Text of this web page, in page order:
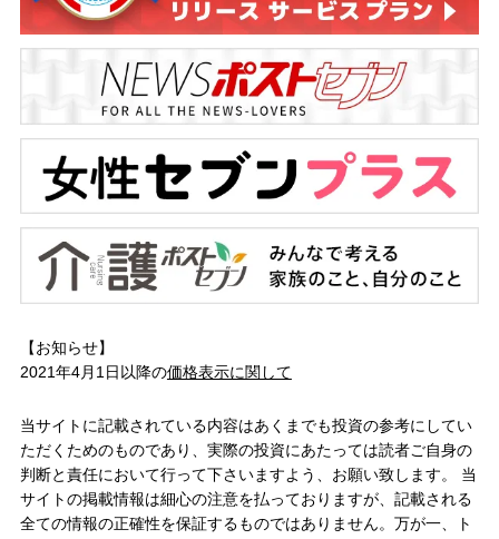
【お知らせ】
2021年4月1日以降の価格表示に関して
当サイトに記載されている内容はあくまでも投資の参考にしてい
ただくためのものであり、実際の投資にあたっては読者ご自身の
判断と責任において行って下さいますよう、お願い致します。 当
サイトの掲載情報は細心の注意を払っておりますが、記載される
全ての情報の正確性を保証するものではありません。万が一、ト